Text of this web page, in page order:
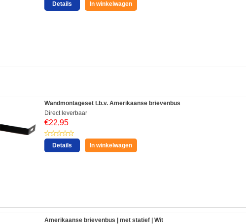
Details In winkelwagen
Wandmontageset t.b.v. Amerikaanse brievenbus
Direct leverbaar
€22,95
Details In winkelwagen
Amerikaanse brievenbus | met statief | Wit